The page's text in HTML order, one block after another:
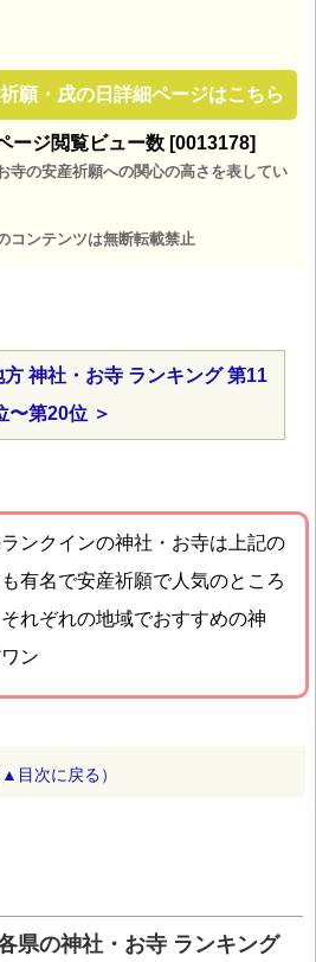
願・戌の日詳細ページはこちら
ージ閲覧ビュー数 [0013178]
寺の安産祈願への関心の高さを表してい
コンテンツは無断転載禁止
方 神社・お寺 ランキング 第11
〜第20位 ＞
ンクインの神社・お寺は上記の
有名で安産祈願で人気のところ
れぞれの地域でおすすめの神
ン
▲目次に戻る）
県の神社・お寺 ランキング